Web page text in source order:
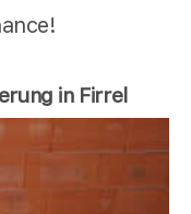
in Firrel